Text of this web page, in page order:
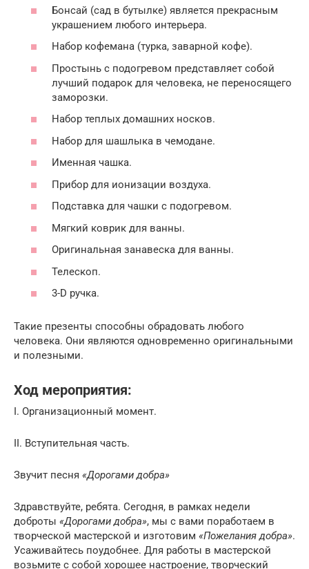
Бонсай (сад в бутылке) является прекрасным
украшением любого интерьера.
Набор кофемана (турка, заварной кофе).
Простынь с подогревом представляет собой
лучший подарок для человека, не переносящего
заморозки.
Набор теплых домашних носков.
Набор для шашлыка в чемодане.
Именная чашка.
Прибор для ионизации воздуха.
Подставка для чашки с подогревом.
Мягкий коврик для ванны.
Оригинальная занавеска для ванны.
Телескоп.
3-D ручка.
Такие презенты способны обрадовать любого
человека. Они являются одновременно оригинальными
и полезными.
Ход мероприятия:
I. Организационный момент.
II. Вступительная часть.
Звучит песня «Дорогами добра»
Здравствуйте, ребята. Сегодня, в рамках недели
доброты «Дорогами добра», мы с вами поработаем в
творческой мастерской и изготовим «Пожелания добра».
Усаживайтесь поудобнее. Для работы в мастерской
возьмите с собой хорошее настроение, творческий